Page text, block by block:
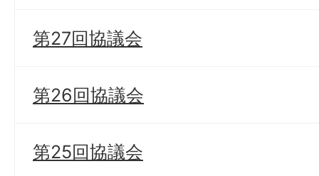
第27回協議会
第26回協議会
第25回協議会